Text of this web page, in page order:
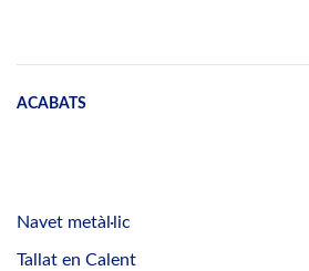
ACABATS
Navet metàl·lic
Tallat en Calent